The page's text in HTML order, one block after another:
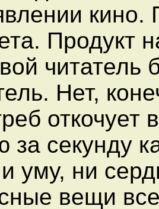
кино.
Продукт
читатель
Нет,
откочует
за секунду
уму, ни
вещи